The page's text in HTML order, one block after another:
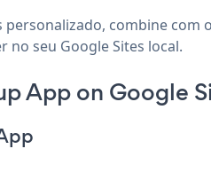
combine
seu Google Sites local.
App on Google